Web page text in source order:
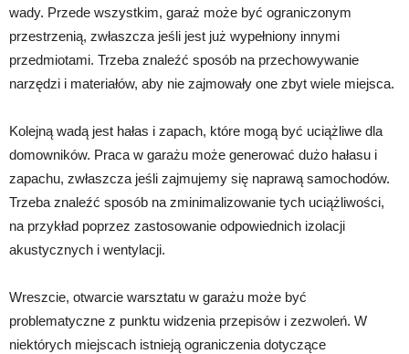
wady. Przede wszystkim, garaż może być ograniczonym
przestrzenią, zwłaszcza jeśli jest już wypełniony innymi
przedmiotami. Trzeba znaleźć sposób na przechowywanie
narzędzi i materiałów, aby nie zajmowały one zbyt wiele miejsca.
Kolejną wadą jest hałas i zapach, które mogą być uciążliwe dla
domowników. Praca w garażu może generować dużo hałasu i
zapachu, zwłaszcza jeśli zajmujemy się naprawą samochodów.
Trzeba znaleźć sposób na zminimalizowanie tych uciążliwości,
na przykład poprzez zastosowanie odpowiednich izolacji
akustycznych i wentylacji.
Wreszcie, otwarcie warsztatu w garażu może być
problematyczne z punktu widzenia przepisów i zezwoleń. W
niektórych miejscach istnieją ograniczenia dotyczące